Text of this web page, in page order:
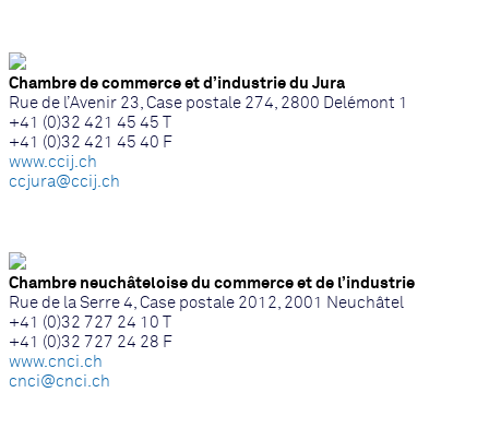
Chambre de commerce et d’industrie du Jura
Rue de l’Avenir 23, Case postale 274, 2800 Delémont 1
+41 (0)32 421 45 45 T
+41 (0)32 421 45 40 F
www.ccij.ch
ccjura@ccij.ch
Chambre neuchâteloise du commerce et de l’industrie
Rue de la Serre 4, Case postale 2012, 2001 Neuchâtel
+41 (0)32 727 24 10 T
+41 (0)32 727 24 28 F
www.cnci.ch
cnci@cnci.ch